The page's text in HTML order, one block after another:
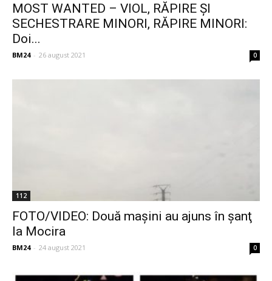
MOST WANTED – VIOL, RĂPIRE ȘI
SECHESTRARE MINORI, RĂPIRE MINORI:
Doi...
BM24 - 26 august 2021 0
112
FOTO/VIDEO: Două maşini au ajuns în şanţ
la Mocira
BM24 - 24 august 2021 0